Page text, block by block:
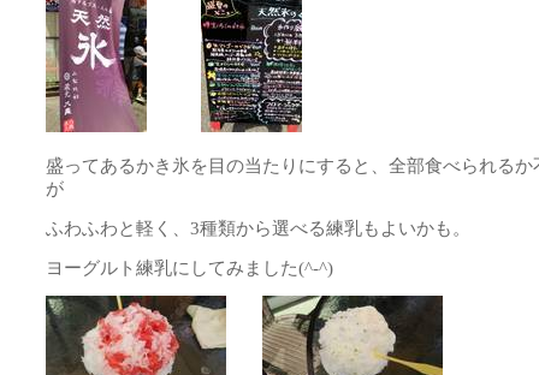
盛ってあるかき氷を目の当たりにすると、全部食べられるか
が
ふわふわと軽く、3種類から選べる練乳もよいかも。
ヨーグルト練乳にしてみました(^-^)